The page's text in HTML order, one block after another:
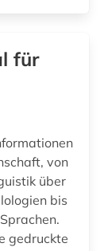
für
von
über
bis
gedruckte